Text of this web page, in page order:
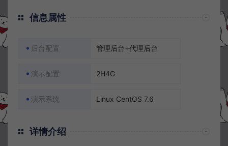
信息属性
后台配置 管理后台+代理后台
演示配置 2H4G
演示系统 Linux CentOS 7.6
详情介绍